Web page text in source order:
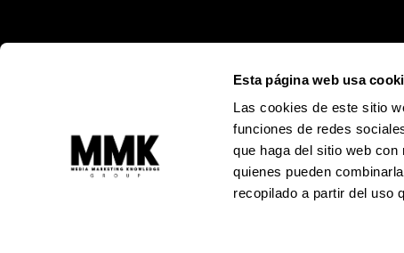
Esta página web usa
Las cookies de este sitio
funciones de redes
que haga del sitio web
quienes pueden
recopilado a partir del uso